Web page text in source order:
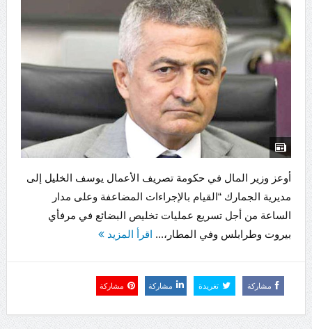
أوعز وزير المال في حكومة تصريف الأعمال يوسف الخليل إلى
مديرية الجمارك “القيام بالإجراءات المضاعفة وعلى مدار
الساعة من أجل تسريع عمليات تخليص البضائع في مرفأي
بيروت وطرابلس وفي المطار،... اقرأ المزيد
مشاركة تغريدة مشاركة مشاركة